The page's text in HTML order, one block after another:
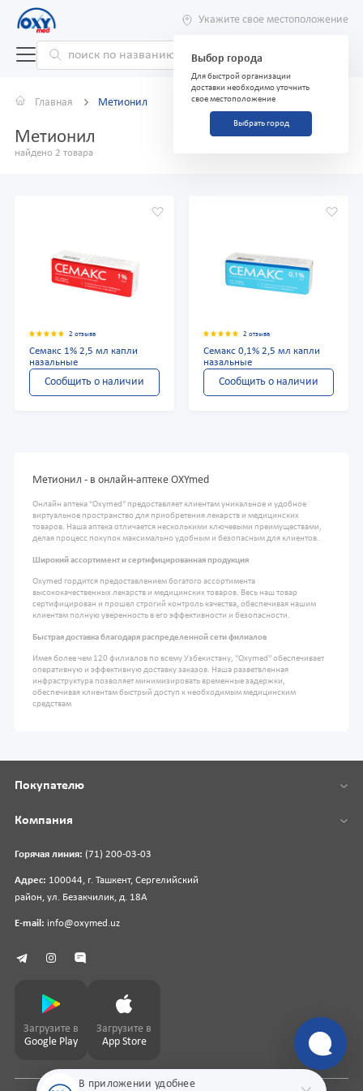
Укажите свое местоположение
Выбор города
Для быстрой организации
доставки необходимо уточнить
свое местоположение
Выбрать город
Главная Метионил
Метионил
найдено 2 товара
2 отзыва
Семакс 1% 2,5 мл капли
назальные
Сообщить о наличии
2 отзыва
Семакс 0,1% 2,5 мл капли
назальные
Сообщить о наличии
Метионил - в онлайн-аптеке OXYmed
Онлайн аптека "Oxymed" предоставляет клиентам уникальное и удобное
виртуальное пространство для приобретения лекарств и медицинских
товаров. Наша аптека отличается несколькими ключевыми преимуществами,
делая процесс покупок максимально удобным и безопасным для клиентов.
Широкий ассортимент и сертифицированная продукция
Oxymed гордится предоставлением богатого ассортимента
высококачественных лекарств и медицинских товаров. Весь наш товар
сертифицирован и прошел строгий контроль качества, обеспечивая нашим
клиентам полную уверенность в его эффективности и безопасности.
Быстрая доставка благодаря распределенной сети филиалов
Имея более чем 120 филиалов по всему Узбекистану, "Oxymed" обеспечивает
оперативную и эффективную доставку заказов. Наша разветвленная
инфраструктура позволяет минимизировать временные задержки,
обеспечивая клиентам быстрый доступ к необходимым медицинским
средствам
В приложении удобнее
Горячая линия: (71) 200-03-03
Адрес: 100044, г. Ташкент, Сергелийский
район, ул. Безакчилик, д. 18А
E-mail: info@oxymed.uz
Покупателю
Компания
Загрузите в
Google Play
Загрузите в
App Store